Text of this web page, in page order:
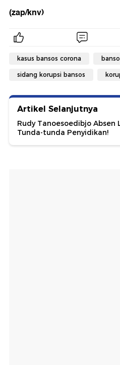
(zap/knv)
kasus bansos corona
sidang korupsi bansos
Artikel Selanjutnya
Rudy Tanoesoedibjo Absen
Tunda-tunda Penyidikan!